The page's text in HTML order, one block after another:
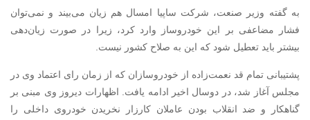
به گفته وزیر صنعت، شرکت ساپیا امسال هم زیان می‌بیند و نمی‌توان
فشار مضاعفی بر این خودروساز وارد کرد، زیرا در صورت زیان‌دهی
بیشتر باید تعطیل شود که این به صلاح کشور نیست.
پشتیبانی تمام قد نعمت‌زاده از خودروسازان که از زمان رای اعتماد وی در
مجلس آغاز شد، در دوسال اخیر ادامه یافت. اظهارات دیروز وی مبنی بر
گناهکار و ضد انقلاب بودن عاملان کارزار نخریدن خودروی داخلی را